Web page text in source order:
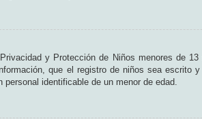
y Protección de Niños menores de
que el registro de niños sea escrito
personal identificable de un menor de edad.